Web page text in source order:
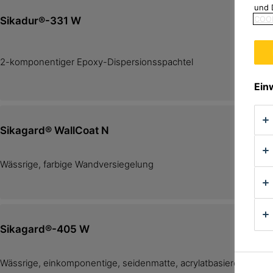
Sikadur®-331 W
2-komponentiger Epoxy-Dispersionsspachtel
Sikagard® WallCoat N
Wässrige, farbige Wandversiegelung
Sikagard®-405 W
Wässrige, einkomponentige, seidenmatte, acrylatbasierende
und